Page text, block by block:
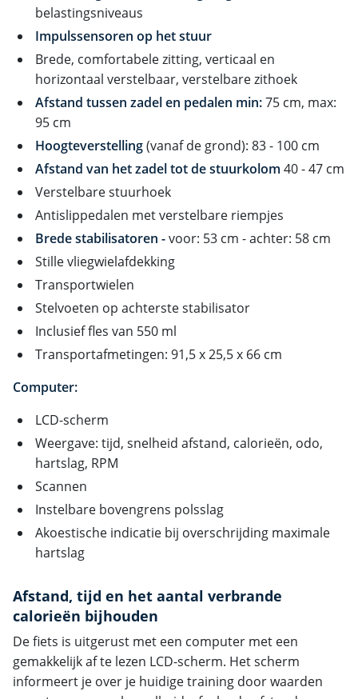
belastingsniveaus
Impulssensoren op het stuur
Brede, comfortabele zitting, verticaal en
horizontaal verstelbaar, verstelbare zithoek
Afstand tussen zadel en pedalen min:75 cm, max:
95 cm
Hoogteverstelling(vanaf de grond): 83 - 100 cm
Afstand van het zadel tot de stuurkolom 40 - 47 cm
Verstelbare stuurhoek
Antislippedalen met verstelbare riempjes
Brede stabilisatoren -voor: 53 cm - achter: 58 cm
Stille vliegwielafdekking
Transportwielen
Stelvoeten op achterste stabilisator
Inclusief fles van 550 ml
Transportafmetingen: 91,5 x 25,5 x 66 cm
Computer:
LCD-scherm
Weergave: tijd, snelheid afstand, calorieën, odo,
hartslag, RPM
Scannen
Instelbare bovengrens polsslag
Akoestische indicatie bij overschrijding maximale
hartslag
Afstand, tijd en het aantal verbrande
calorieën bijhouden
De fiets is uitgerust met een computer met een
gemakkelijk af te lezen LCD-scherm. Het scherm
informeert je over je huidige training door waarden